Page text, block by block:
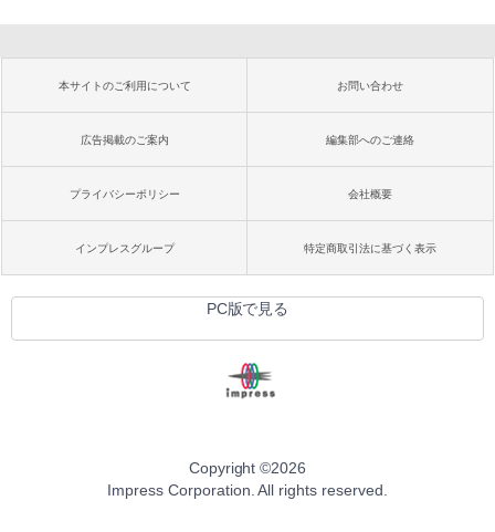
本サイトのご利用について お問い合わせ
広告掲載のご案内 編集部へのご連絡
プライバシーポリシー 会社概要
インプレスグループ 特定商取引法に基づく表示
PC版で見る
Copyright ©2026
Impress Corporation. All rights reserved.